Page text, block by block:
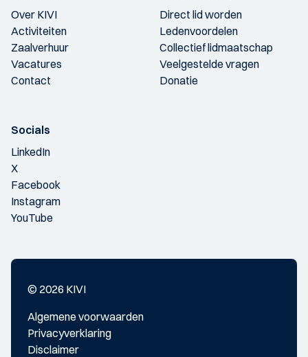
Over KIVI
Activiteiten
Zaalverhuur
Vacatures
Contact
Direct lid worden
Ledenvoordelen
Collectief lidmaatschap
Veelgestelde vragen
Donatie
Socials
LinkedIn
X
Facebook
Instagram
YouTube
© 2026 KIVI
Algemene voorwaarden
Privacyverklaring
Disclaimer